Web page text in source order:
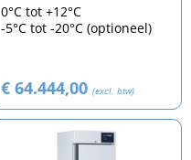
0°C tot +12°C
-5°C tot -20°C (optioneel)
€ 64.444,00 (excl. btw)